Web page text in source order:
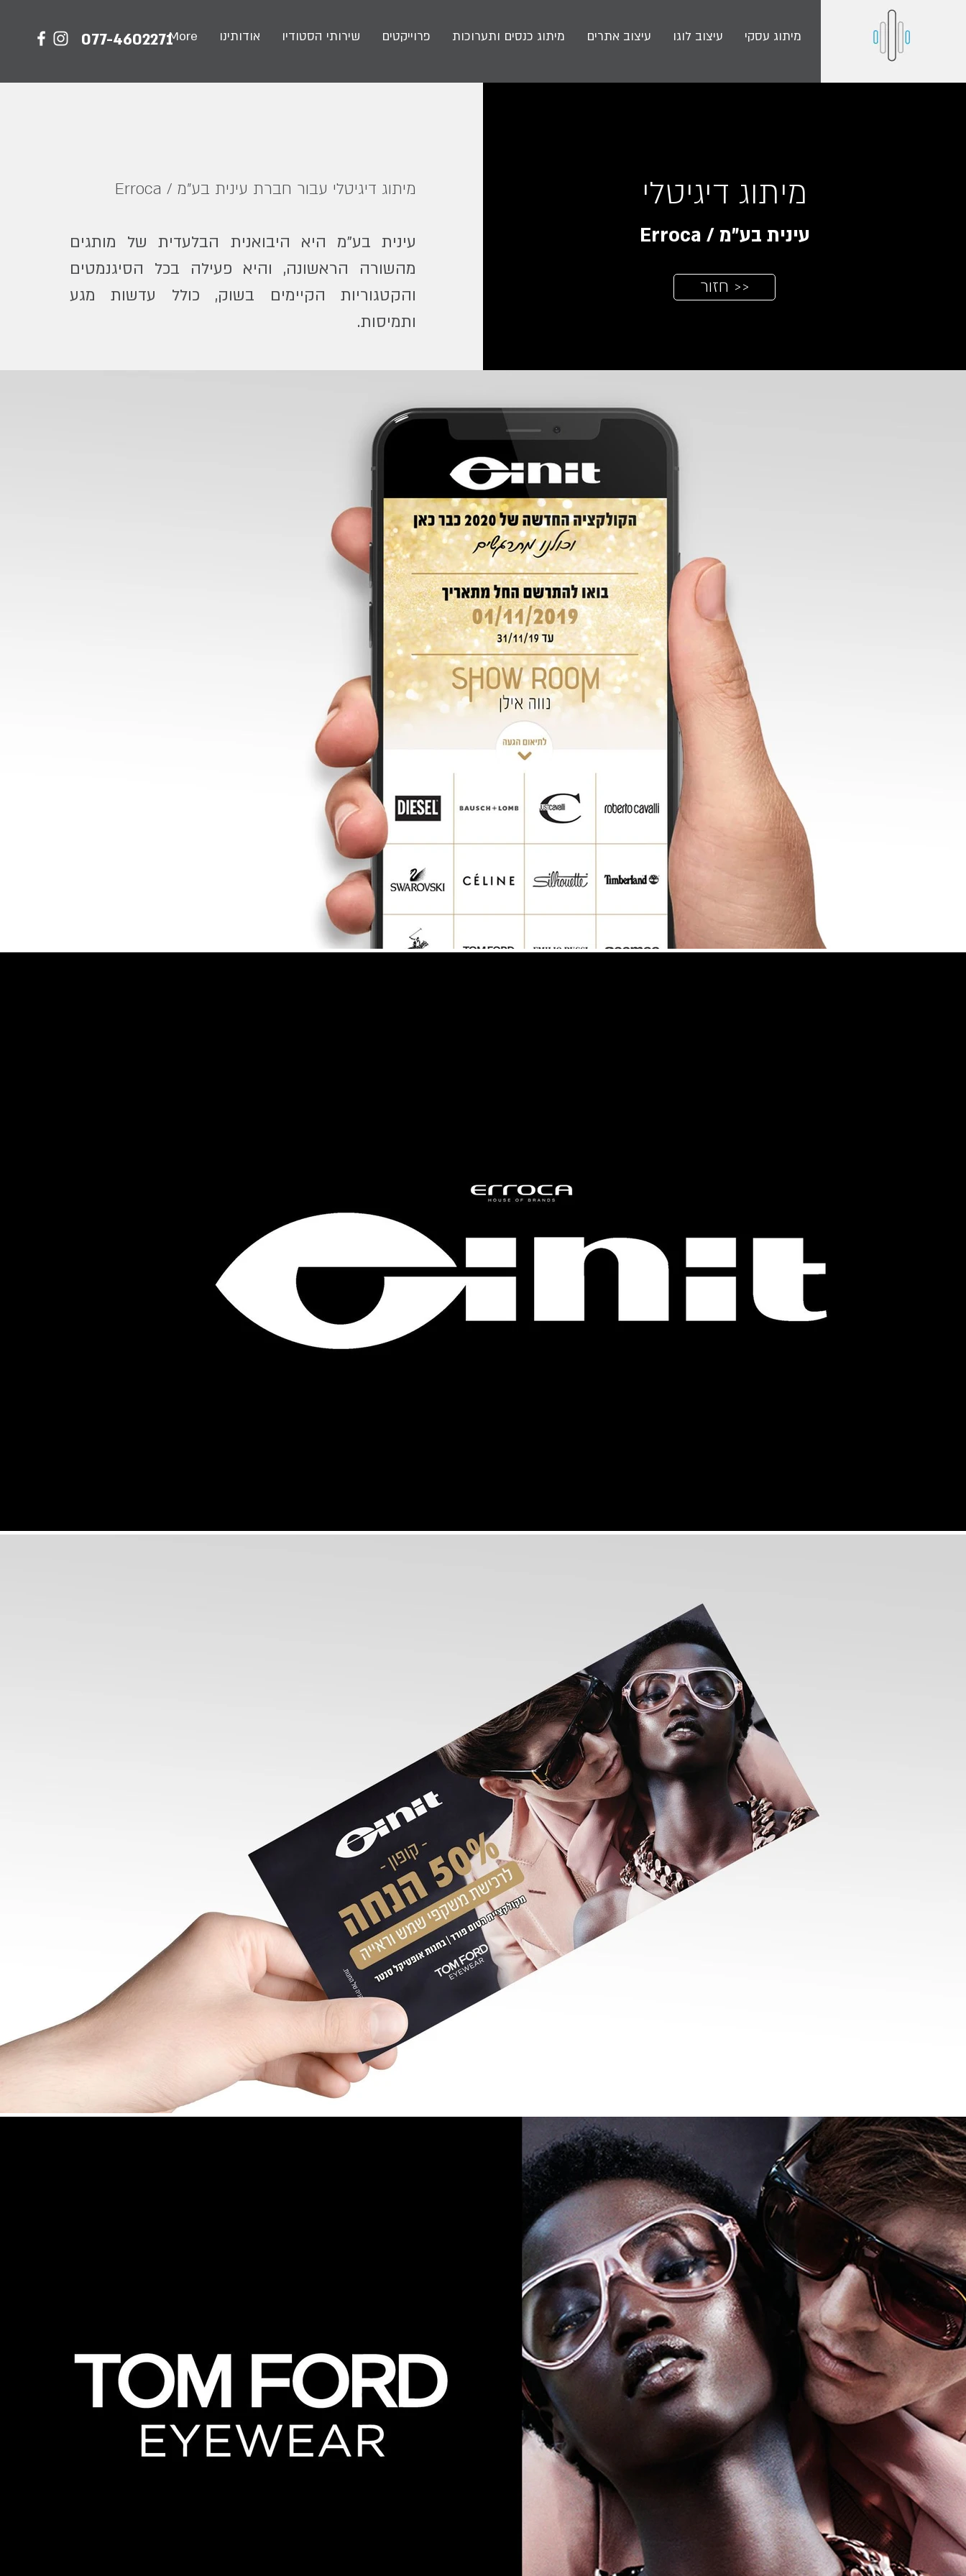
077-4602271 מיתוג עסקי עיצוב לוגו עיצוב אתרים מיתוג כנסים ותערוכות פרוייקטים שירותי הסטודיו אודותינו More
מיתוג דיגיטלי עבור חברת עינית בע"מ / Erroca
עינית בע"מ היא היבואנית הבלעדית של מותגים
מהשורה הראשונה, והיא פעילה בכל הסיגנמטים
והקטגוריות הקיימים בשוק, כולל עדשות מגע
ותמיסות.
מיתוג דיגיטלי
עינית בע"מ / Erroca
חזור >>